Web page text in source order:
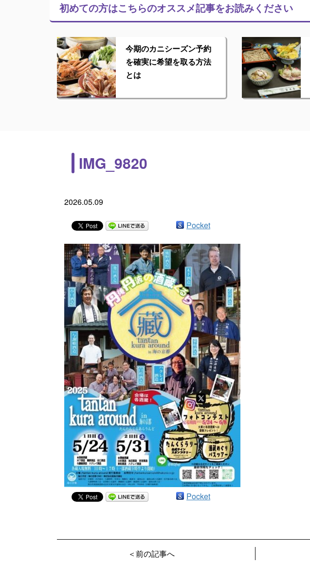
初めての方はこちらのオススメ記事をお読みください
今期のカニシーズン予約
を確実に希望を取る方法
とは
IMG_9820
2026.05.09
Pocket
Pocket
＜前の記事へ